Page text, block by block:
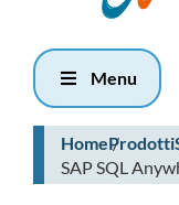
Menu
HomeProdotti
SAP SQL